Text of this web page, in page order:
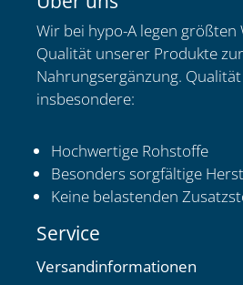
Wir bei hypo-A legen größten
Qualität unserer Produkte
Nahrungsergänzung.
insbesondere:
Hochwertige Rohstoffe
Besonders sorgfältige
Keine belastenden
Service
Versandinformationen